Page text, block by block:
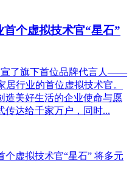
个虚拟技术官“星石”
宣了旗下首位品牌代言人——
居行业的首位虚拟技术官。
造美好生活的企业使命与愿
传达给千家万户，同时...